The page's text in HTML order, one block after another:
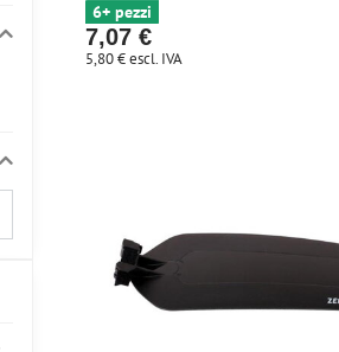
6+ pezzi
7,07 €
5,80 €escl. IVA